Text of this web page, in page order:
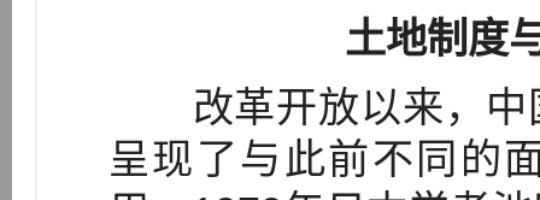
土地制度
改革开放以来，中
呈现了与此前不同的